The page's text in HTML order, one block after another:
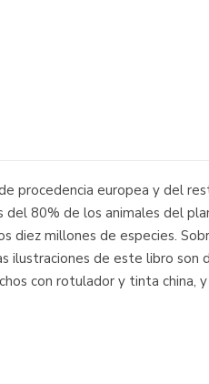
procedencia europea y del
80% de los animales del
diez millones de especies.
ilustraciones de este libro
con rotulador y tinta china,